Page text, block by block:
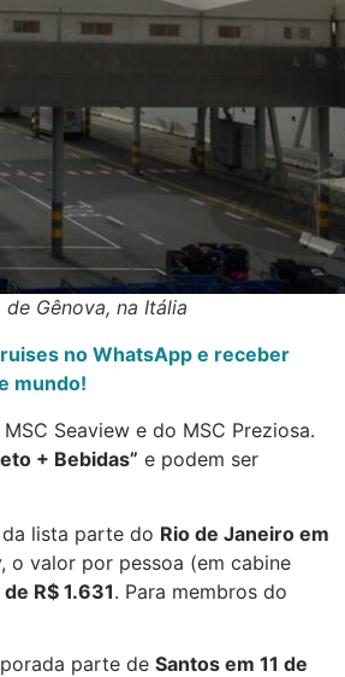
Gênova, na Itália
no WhatsApp e receber
mundo!
Seaview e do MSC Preziosa.
+ Bebidas” e podem ser
lista parte do Rio de Janeiro em
o valor por pessoa (em cabine
de R$ 1.631. Para membros do
parte de Santos em 11 de